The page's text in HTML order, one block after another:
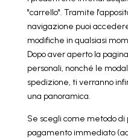
"carrello". Tramite
navigazione puoi
modifiche in qualsiasi
Dopo aver aperto la
personali, nonché le
spedizione, ti verranno
una panoramica.
Se scegli come metodo
pagamento immediato (ad